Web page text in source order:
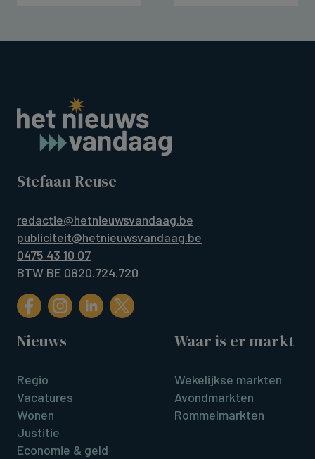
Stefaan Reuse
redactie@hetnieuwsvandaag.be
publiciteit@hetnieuwsvandaag.be
0475 43 10 07
BTW BE 0820.724.720
Nieuws
Regio
Vacatures
Wonen
Justitie
Economie & geld
Waar is er markt
Wekelijkse markten
Avondmarkten
Rommelmarkten